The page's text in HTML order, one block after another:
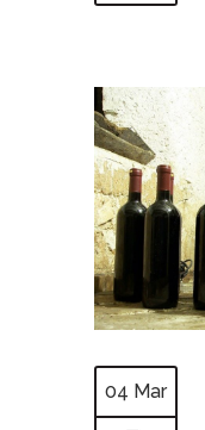
04 Mar